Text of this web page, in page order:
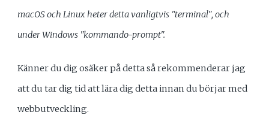
macOS och Linux heter detta vanligtvis "terminal", och
under Windows "kommando-prompt".
Känner du dig osäker på detta så rekommenderar jag
att du tar dig tid att lära dig detta innan du börjar med
webbutveckling.